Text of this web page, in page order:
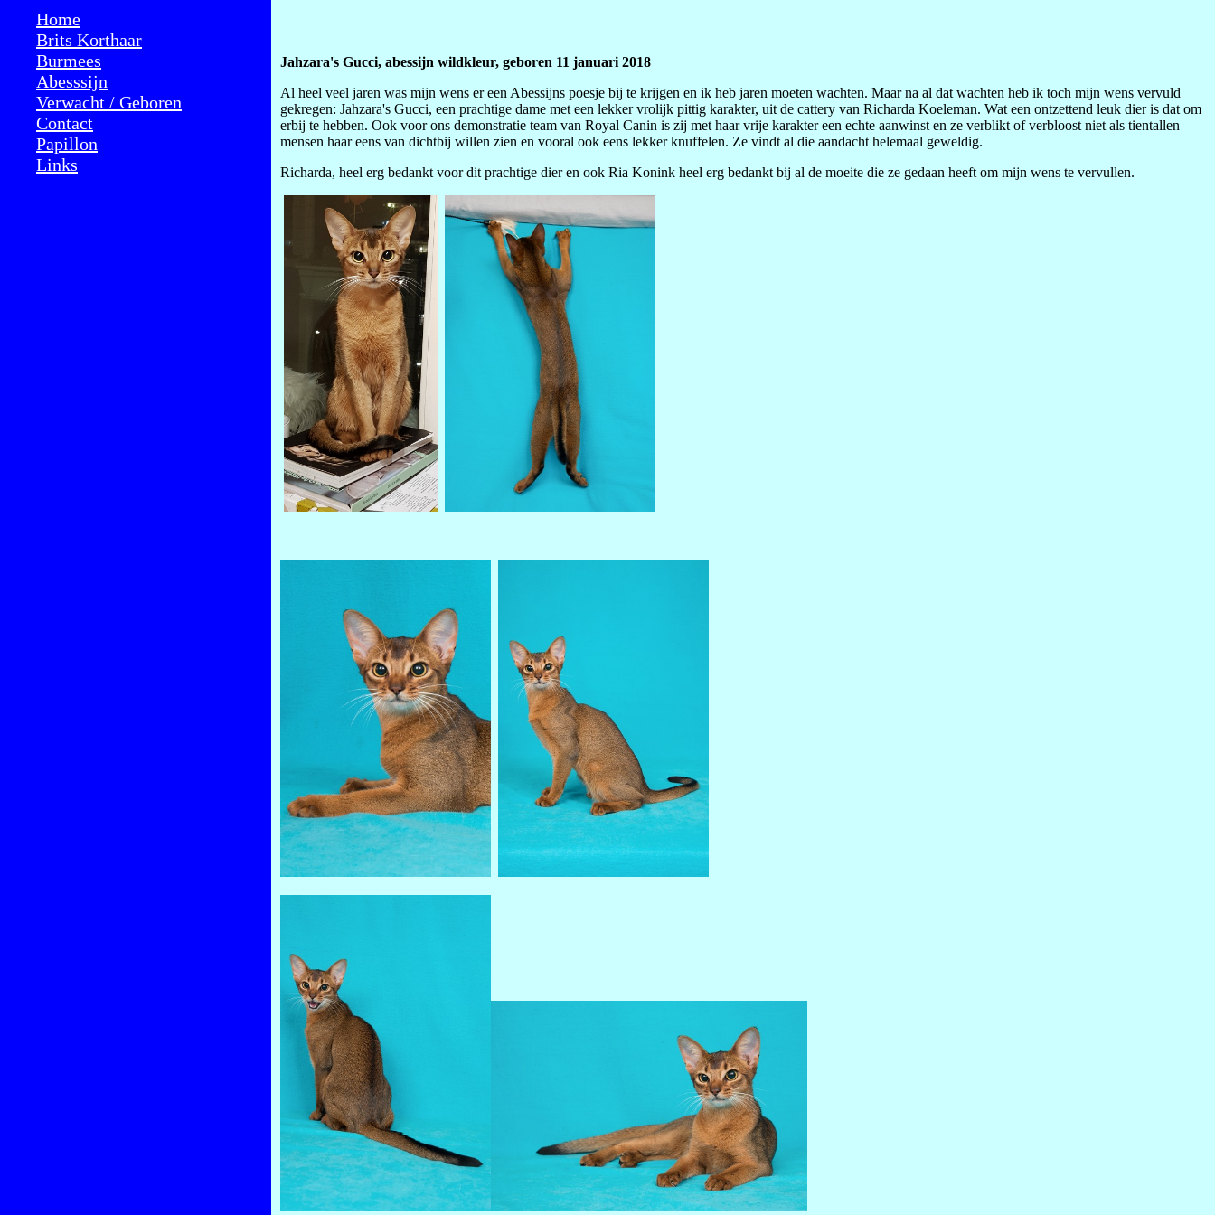
Home
Brits Korthaar
Burmees
Abesssijn
Verwacht / Geboren
Contact
Papillon
Links
Jahzara's Gucci, abessijn wildkleur, geboren 11 januari 2018
Al heel veel jaren was mijn wens er een Abessijns poesje bij te krijgen en ik heb jaren moeten wachten. Maar na al dat wachten heb ik toch mijn wens vervuld
gekregen: Jahzara's Gucci, een prachtige dame met een lekker vrolijk pittig karakter, uit de cattery van Richarda Koeleman. Wat een ontzettend leuk dier is dat om
erbij te hebben. Ook voor ons demonstratie team van Royal Canin is zij met haar vrije karakter een echte aanwinst en ze verblikt of verbloost niet als tientallen
mensen haar eens van dichtbij willen zien en vooral ook eens lekker knuffelen. Ze vindt al die aandacht helemaal geweldig.
Richarda, heel erg bedankt voor dit prachtige dier en ook Ria Konink heel erg bedankt bij al de moeite die ze gedaan heeft om mijn wens te vervullen.